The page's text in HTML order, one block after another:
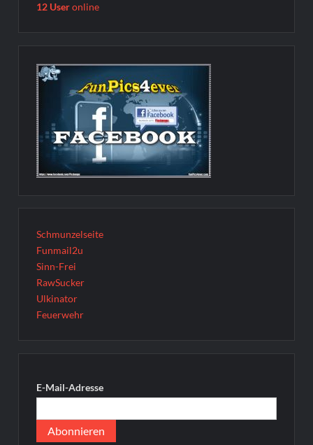
12 Useronline
Schmunzelseite
Funmail2u
Sinn-Frei
RawSucker
Ulkinator
Feuerwehr
E-Mail-Adresse